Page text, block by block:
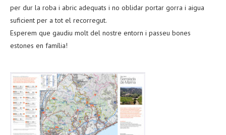
per dur la roba i abric adequats i no oblidar portar gorra i aigua
suficient per a tot el recorregut.
Esperem que gaudiu molt del nostre entorn i passeu bones
estones en família!